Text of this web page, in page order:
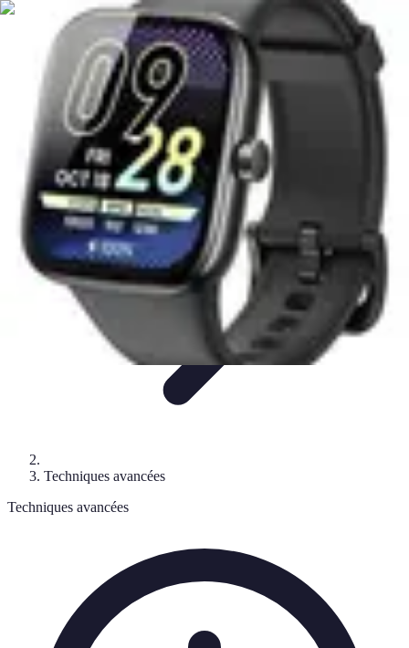
Astuces Rubik Cube
Astuces et TechniquesTechniques de Speedcubing
Astuces et
techniques
Résolution Techniques et Astuces
Astuces Rubik Cube
Techniques avancées
Techniques avancées